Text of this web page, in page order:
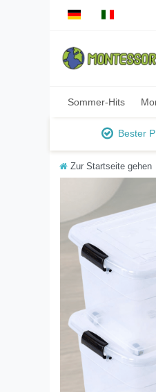
Sommer-Hits
Bester
Zur Startseite gehen